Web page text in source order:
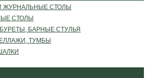
ЖУРНАЛЬНЫЕ СТОЛЫ
СТОЛЫ
БАРНЫЕ СТУЛЬЯ
ТУМБЫ